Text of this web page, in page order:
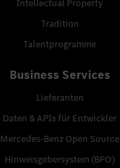
Intellectual Property
Tradition
Talentprogramme
Business Services
Lieferanten
Daten & APIs für Entwickler
Mercedes-Benz Open Source
Hinweisgebersystem (BPO)